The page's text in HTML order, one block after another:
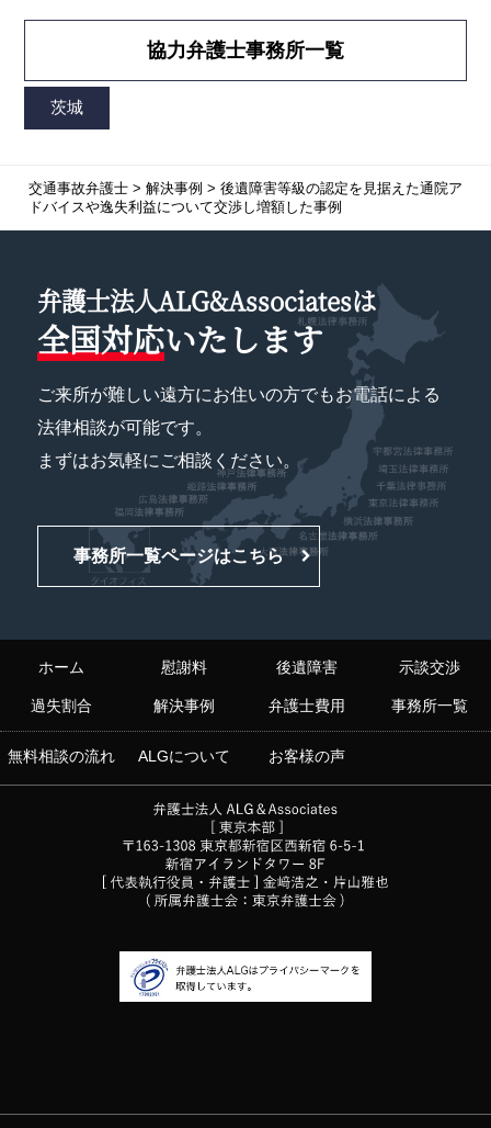
協力弁護士事務所一覧
交通事故弁護士> 解決事例 > 後遺障害等級の認定を見据えた通院ア
ドバイスや逸失利益について交渉し増額した事例
弁護士法人ALG&Associatesは
全国対応いたします
ご来所が難しい遠方にお住いの方でもお電話による
法律相談が可能です。
まずはお気軽にご相談ください。
事務所一覧ページはこちら
ホーム 慰謝料 後遺障害 示談交渉
過失割合 解決事例 弁護士費用 事務所一覧
無料相談の流れ ALGについて お客様の声